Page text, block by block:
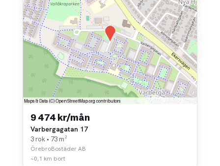
9 474 kr/mån
Varbergagatan 17
3 rok • 73 m²
ÖrebroBostäder AB
~0,1 km bort